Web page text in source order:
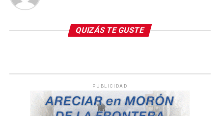
QUIZÁS TE GUSTE
PUBLICIDAD